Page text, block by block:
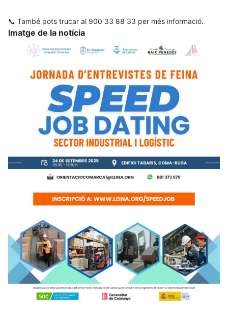
📞 També pots trucar al 900 33 88 33 per més informació.
Imatge de la notícia